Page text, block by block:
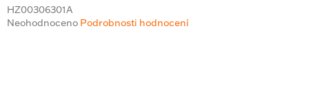
HZ00306301A
Průměrné
Neohodnoceno Podrobnosti hodnocení